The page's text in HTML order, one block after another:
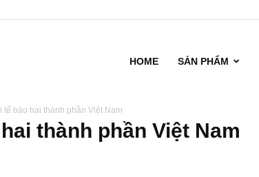
HOME SẢN PHẨM
tế bào hai thành phần Việt Nam
thành phần Việt Nam